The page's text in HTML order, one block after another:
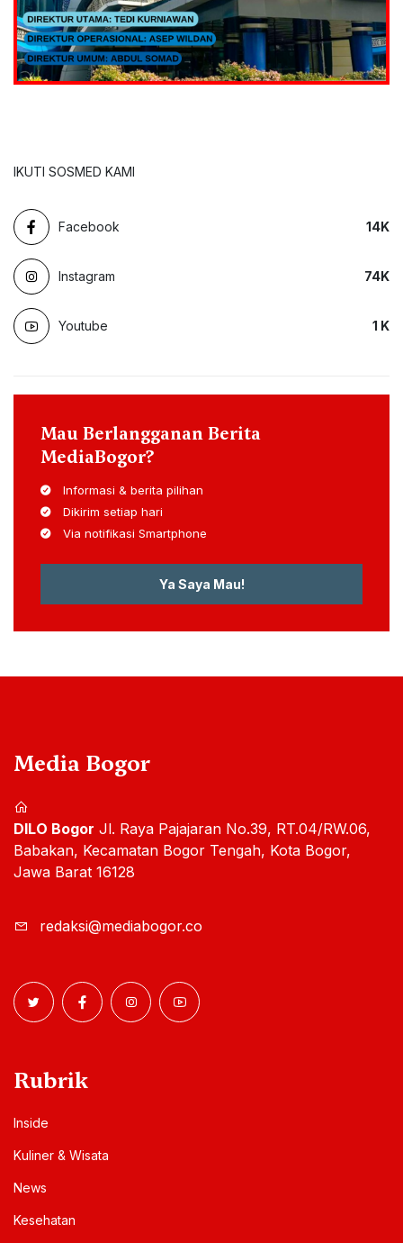
IKUTI SOSMED KAMI
Facebook 14K
Instagram 74K
Youtube 1 K
Mau Berlangganan Berita
MediaBogor?
Informasi & berita pilihan
Dikirim setiap hari
Via notifikasi Smartphone
Ya Saya Mau!
Media Bogor
DILO Bogor Jl. Raya Pajajaran No.39, RT.04/RW.06,
Babakan, Kecamatan Bogor Tengah, Kota Bogor,
Jawa Barat 16128
redaksi@mediabogor.co
Rubrik
Inside
Kuliner & Wisata
News
Kesehatan